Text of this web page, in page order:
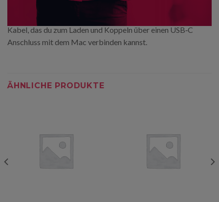
automatisch mit deinem Mac und ist direkt einsatzbereit.
Und es kommt mit einem gewebten USB‑C auf Lightning
Kabel, das du zum Laden und Koppeln über einen USB‑C
Anschluss mit dem Mac verbinden kannst.
ÄHNLICHE PRODUKTE